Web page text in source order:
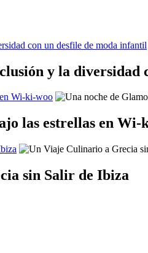
con un desfile de moda infantil
y la diversidad
Wi-ki-woo
las estrellas en Wi-
sin Salir de Ibiza